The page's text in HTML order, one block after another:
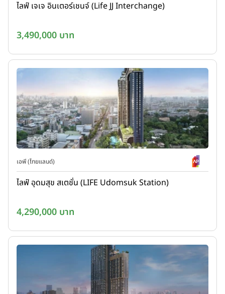
ไลฟ์ เจเจ อินเตอร์เชนจ์ (Life JJ Interchange)
3,490,000 บาท
เอพี (ไทยแลนด์)
ไลฟ์ อุดมสุข สเตชั่น (LIFE Udomsuk Station)
4,290,000 บาท